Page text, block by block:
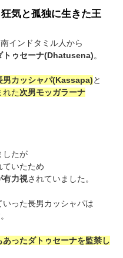
気と孤独に生きた王
インドタミル人から
トゥセーナ(Dhatusena)。
男カッシャパ(Kassapa)と
れた次男モッガラーナ
したが
ていたため
有力視されていました。
った長男カッシャパは
ったダトゥセーナを監禁し